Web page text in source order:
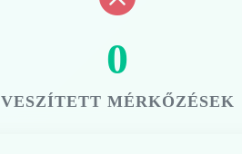
0
VESZÍTETT MÉRKŐZÉSEK